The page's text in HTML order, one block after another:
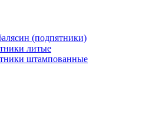
(подпятники)
литые
штампованные